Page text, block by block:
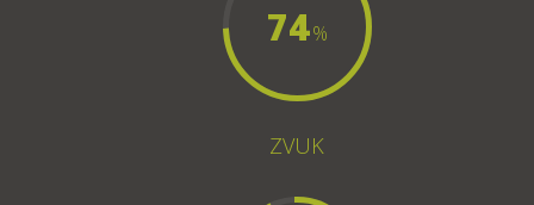
74%
ZVUK